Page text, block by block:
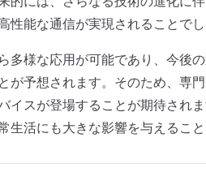
能な通信が実現されることでし
多様な応用が可能であり、今後
が予想されます。そのため、専
スが登場することが期待され
活にも大きな影響を与えること